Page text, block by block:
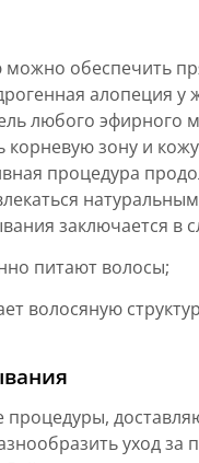
можно обеспечить
алопеция
любого эфирного
корневую зону и
процедура
заключается в
питают волосы;
волосяную
уход